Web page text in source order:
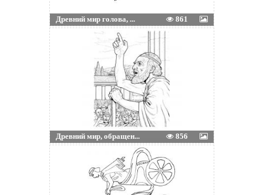
Древний мир голова, ... 861
Древний мир, обращен... 856